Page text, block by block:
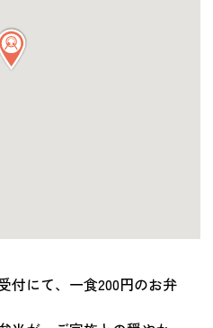
付にて、一食200円のお弁